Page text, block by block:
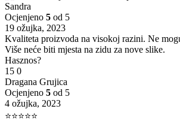
Sandra
Ocjenjeno 5 od 5
19 ožujka, 2023
Kvaliteta proizvoda na visokoj razini. Ne
Više neće biti mjesta na zidu za nove slike.
Hasznos?
15 0
Dragana Grujica
Ocjenjeno 5 od 5
4 ožujka, 2023
⭐⭐⭐⭐⭐